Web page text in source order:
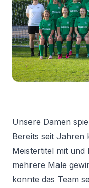
Unsere Damen
Bereits seit Jahren
Meistertitel mit
mehrere Male
konnte das Team